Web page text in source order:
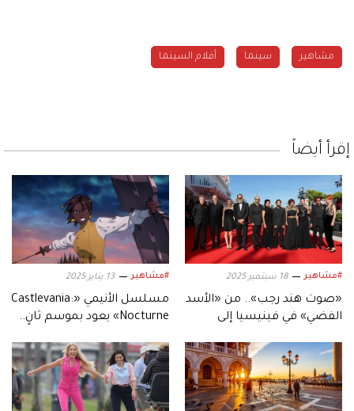
مشاهير سينما أفلام السينما
إقرأ أيضاً
#مشاهير 18 سبتمبر 2025
«صوت هند رجب».. من «الأسد
الفضي» في فينيسيا إلى
#مشاهير 13 يناير 2025
مسلسل الأنيمي «Castlevania:
Nocturne» يعود بموسم ثانٍ..